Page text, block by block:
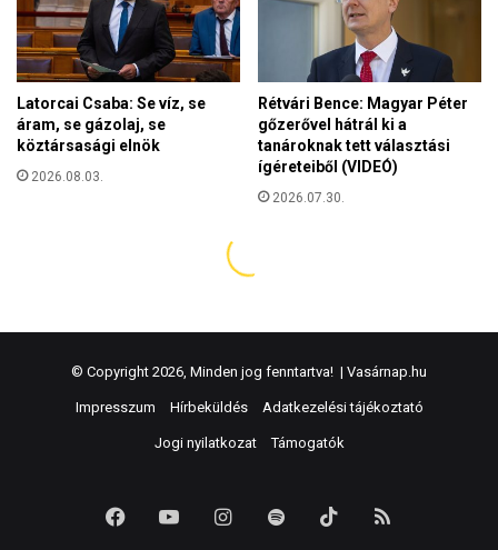
© Copyright 2026, Minden jog fenntartva! | Vasárnap.hu
Impresszum Hírbeküldés Adatkezelési tájékoztató
Jogi nyilatkozat Támogatók
FacebookYouTubeInstagram
Spotify TikTok